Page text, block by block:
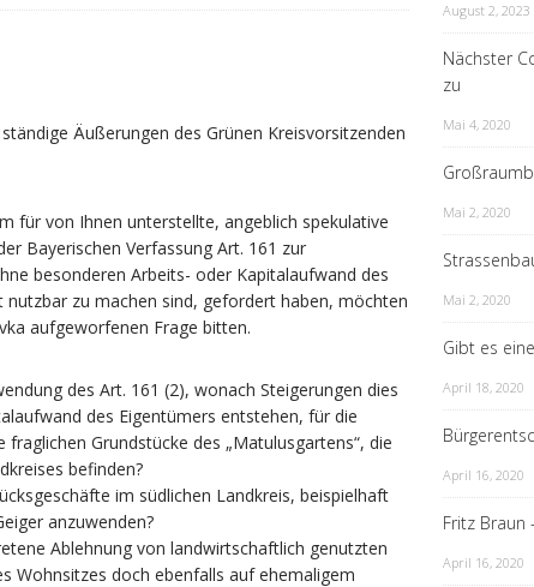
Äußerungen des Grünen Kreisvorsitzenden
für von Ihnen unterstellte, angeblich spekulative
Bayerischen Verfassung Art. 161 zur
besonderen Arbeits- oder Kapitalaufwand des
zu machen sind, gefordert haben, möchten
aufgeworfenen Frage bitten.
des Art. 161 (2), wonach Steigerungen dies
des Eigentümers entstehen, für die
Grundstücke des „Matulusgartens“, die
befinden?
im südlichen Landkreis, beispielhaft
anzuwenden?
Ablehnung von landwirtschaftlich genutzten
Wohnsitzes doch ebenfalls auf ehemaligem
August 2, 2023
Nächster
zu
Mai 4, 2020
Mai 2, 2020
Mai 2, 2020
Gibt es
April 18, 2020
April 16, 2020
Fritz Braun
April 16, 2020